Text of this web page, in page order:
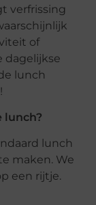
verfrissing
of
dagelijkse
lunch
lunch?
lunch
maken. We
een rijtje.